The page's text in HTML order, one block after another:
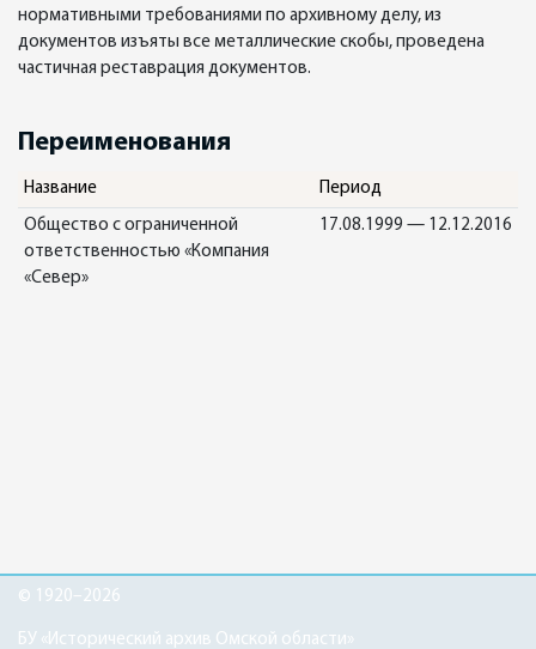
нормативными требованиями по архивному делу, из
документов изъяты все металлические скобы, проведена
частичная реставрация документов.
Переименования
Название Период
Общество с ограниченной
ответственностью «Компания
«Север»
17.08.1999 — 12.12.2016
© 1920–2026
БУ «Исторический архив Омской области»